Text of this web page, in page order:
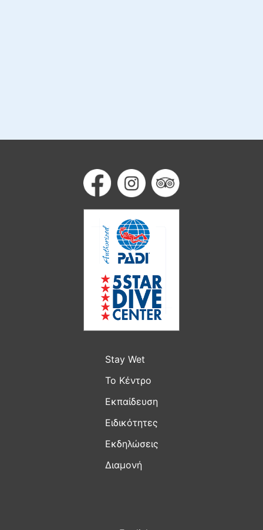
Stay Wet
Το Kέντρο
Εκπαίδευση
Ειδικότητες
Εκδηλώσεις
Διαμονή